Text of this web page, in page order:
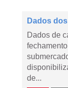
Dados
Dados de
de...